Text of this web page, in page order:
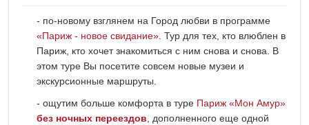
- по-новому взглянем на Город любви в программе
«Париж - новое свидание» . Тур для тех, кто влюблен в
Париж, кто хочет знакомиться с ним снова и снова. В
этом туре Вы посетите совсем новые музеи и
экскурсионные маршруты.
- ощутим больше комфорта в туре Париж «Мон Амур»
без ночных переездов , дополненного еще одной